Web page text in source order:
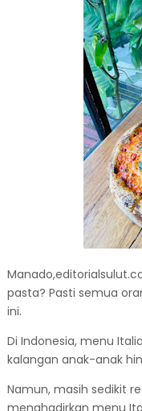
pasta? Pasti semua
ini.
Di Indonesia, menu
kalangan anak-anak
Namun, masih sedikit
menghadirkan menu